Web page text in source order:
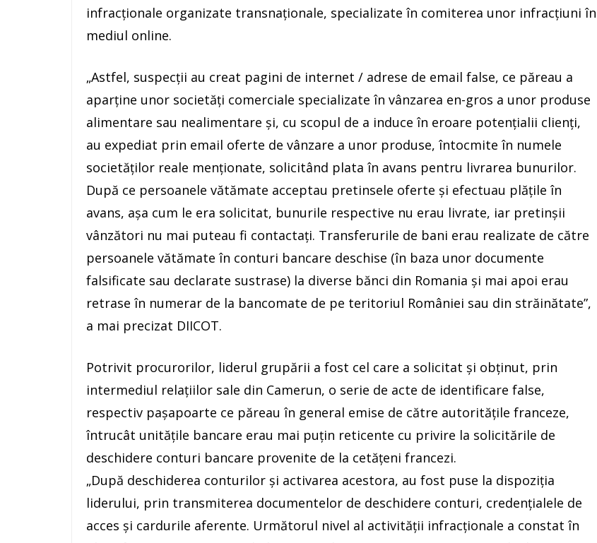
infracţionale organizate transnaţionale, specializate în comiterea unor infracţiuni în
mediul online.
„Astfel, suspecţii au creat pagini de internet / adrese de email false, ce păreau a
aparţine unor societăţi comerciale specializate în vânzarea en-gros a unor produse
alimentare sau nealimentare şi, cu scopul de a induce în eroare potenţialii clienţi,
au expediat prin email oferte de vânzare a unor produse, întocmite în numele
societăţilor reale menţionate, solicitând plata în avans pentru livrarea bunurilor.
După ce persoanele vătămate acceptau pretinsele oferte şi efectuau plăţile în
avans, aşa cum le era solicitat, bunurile respective nu erau livrate, iar pretinşii
vânzători nu mai puteau fi contactaţi. Transferurile de bani erau realizate de către
persoanele vătămate în conturi bancare deschise (în baza unor documente
falsificate sau declarate sustrase) la diverse bănci din Romania şi mai apoi erau
retrase în numerar de la bancomate de pe teritoriul României sau din străinătate”,
a mai precizat DIICOT.
Potrivit procurorilor, liderul grupării a fost cel care a solicitat și obţinut, prin
intermediul relaţiilor sale din Camerun, o serie de acte de identificare false,
respectiv paşapoarte ce păreau în general emise de către autorităţile franceze,
întrucât unităţile bancare erau mai puţin reticente cu privire la solicitările de
deschidere conturi bancare provenite de la cetăţeni francezi.
„După deschiderea conturilor şi activarea acestora, au fost puse la dispoziţia
liderului, prin transmiterea documentelor de deschidere conturi, credenţialele de
acces şi cardurile aferente. Următorul nivel al activităţii infracţionale a constat în